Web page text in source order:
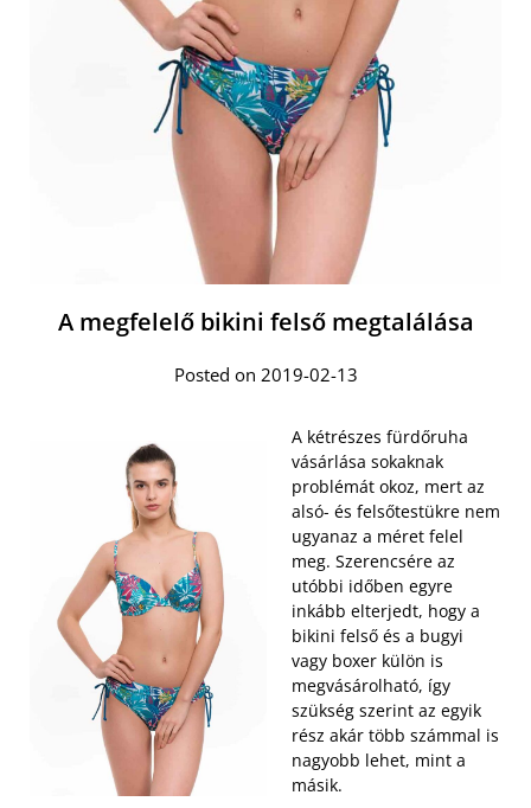
A megfelelő bikini felső megtalálása
Posted on 2019-02-13
A kétrészes fürdőruha
vásárlása sokaknak
problémát okoz, mert az
alsó- és felsőtestükre nem
ugyanaz a méret felel
meg. Szerencsére az
utóbbi időben egyre
inkább elterjedt, hogy a
bikini felső és a bugyi
vagy boxer külön is
megvásárolható, így
szükség szerint az egyik
rész akár több számmal is
nagyobb lehet, mint a
másik.